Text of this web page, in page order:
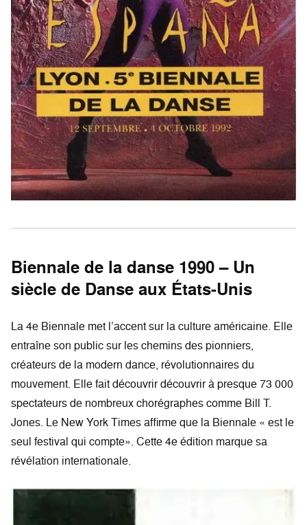
Biennale de la danse 1990 – Un
siècle de Danse aux États-Unis
La 4e Biennale met l’accent sur la culture américaine. Elle
entraîne son public sur les chemins des pionniers,
créateurs de la modern dance, révolutionnaires du
mouvement. Elle fait découvrir découvrir à presque 73 000
spectateurs de nombreux chorégraphes comme Bill T.
Jones. Le New York Times affirme que la Biennale « est le
seul festival qui compte». Cette 4e édition marque sa
révélation internationale.